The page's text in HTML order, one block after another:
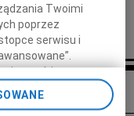
Ania i Michał
Twoimi
poprzez
serwisu i
jest także za